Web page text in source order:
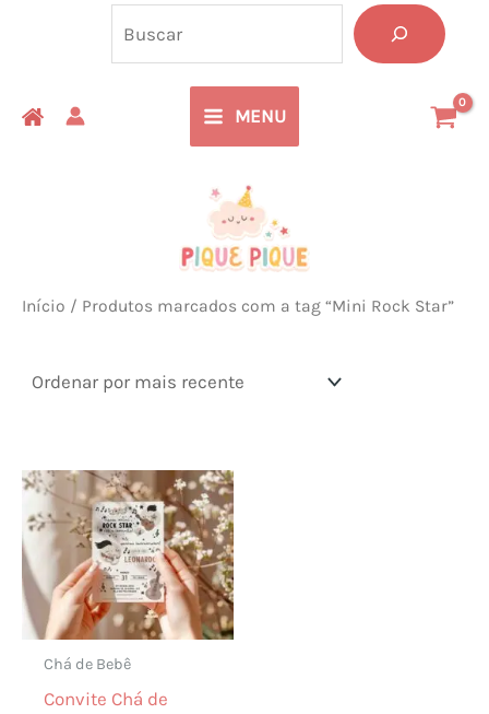
conteúdo
MENU
Início / Produtos marcados com a tag “Mini Rock Star”
Chá de Bebê
Convite Chá de